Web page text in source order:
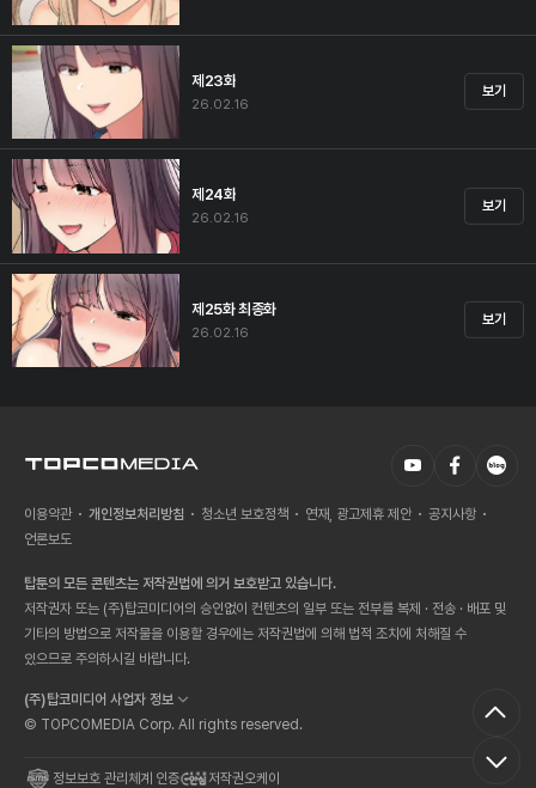
제23화
26.02.16
보기
제24화
26.02.16
보기
제25화 최종화
26.02.16
보기
이용약관 개인정보처리방침 청소년 보호정책 연재, 광고제휴 제안
공지사항
언론보도
탑툰의 모든 콘텐츠는 저작권법에 의거 보호받고 있습니다.
저작권자 또는 (주)탑코미디어의 승인없이 컨텐츠의 일부 또는 전부를 복제 · 전송 · 배포 및
기타의 방법으로 저작물을 이용할 경우에는 저작권법에 의해 법적 조치에 처해질 수
있으므로 주의하시길 바랍니다.
(주)탑코미디어 사업자 정보
© TOPCOMEDIA Corp. All rights reserved.
정보보호 관리체계 인증 저작권오케이